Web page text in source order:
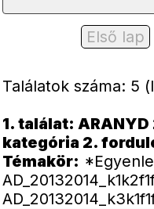
Első lap
Találatok száma: 5
1. találat:
kategória 2.
Témakör: